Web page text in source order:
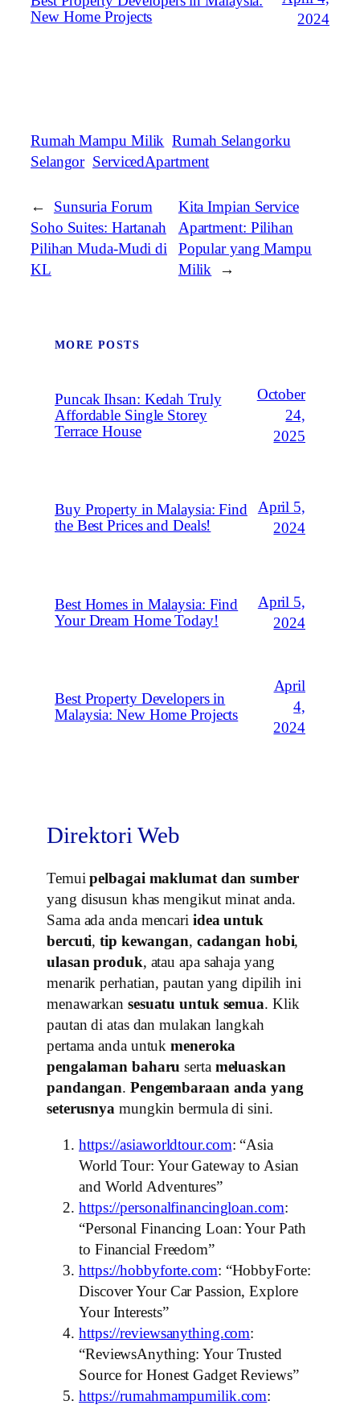
New Home Projects
2024
Rumah Mampu Milik Rumah Selangorku
Selangor ServicedApartment
←
Sunsuria Forum
Soho Suites: Hartanah
Pilihan Muda-Mudi di
KL
Kita Impian Service
Apartment: Pilihan
Popular yang Mampu
Milik
→
MORE POSTS
Puncak Ihsan: Kedah Truly
Affordable Single Storey
Terrace House
October
24,
2025
Buy Property in Malaysia: Find
the Best Prices and Deals!
April 5,
2024
Best Homes in Malaysia: Find
Your Dream Home Today!
April 5,
2024
Best Property Developers in
Malaysia: New Home Projects
April
4,
2024
Direktori Web
Temuipelbagai maklumat dan sumber
yang disusun khas mengikut minat anda.
Sama ada anda mencari idea untuk
bercuti,tip kewangan, cadangan hobi,
ulasan produk, atau apa sahaja yang
menarik perhatian, pautan yang dipilih ini
menawarkan sesuatu untuk semua. Klik
pautan di atas dan mulakan langkah
pertama anda untukmeneroka
pengalaman baharu serta meluaskan
pandangan. Pengembaraan anda yang
seterusnya mungkin bermula di sini.
https://asiaworldtour.com: “Asia
World Tour: Your Gateway to Asian
and World Adventures”
https://personalfinancingloan.com:
“Personal Financing Loan: Your Path
to Financial Freedom”
https://hobbyforte.com: “HobbyForte:
Discover Your Car Passion, Explore
Your Interests”
https://reviewsanything.com:
“ReviewsAnything: Your Trusted
Source for Honest Gadget Reviews”
https://rumahmampumilik.com: